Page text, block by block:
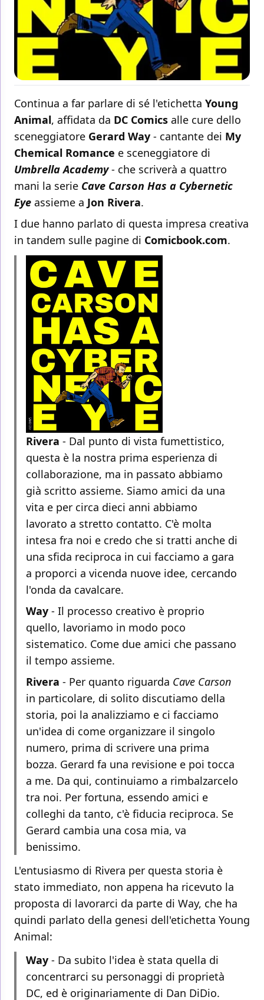
Continua a far parlare di sé l'etichetta Young
Animal, affidata da DC Comics alle cure dello
sceneggiatore Gerard Way - cantante dei My
Chemical Romance e sceneggiatore di
Umbrella Academy- che scriverà a quattro
mani la serie Cave Carson Has a Cybernetic
Eye assieme a Jon Rivera.
I due hanno parlato di questa impresa creativa
in tandem sulle pagine di Comicbook.com.
Rivera - Dal punto di vista fumettistico,
questa è la nostra prima esperienza di
collaborazione, ma in passato abbiamo
già scritto assieme. Siamo amici da una
vita e per circa dieci anni abbiamo
lavorato a stretto contatto. C'è molta
intesa fra noi e credo che si tratti anche di
una sfida reciproca in cui facciamo a gara
a proporci a vicenda nuove idee, cercando
l'onda da cavalcare.
Way - Il processo creativo è proprio
quello, lavoriamo in modo poco
sistematico. Come due amici che passano
il tempo assieme.
Rivera - Per quanto riguarda Cave Carson
in particolare, di solito discutiamo della
storia, poi la analizziamo e ci facciamo
un'idea di come organizzare il singolo
numero, prima di scrivere una prima
bozza. Gerard fa una revisione e poi tocca
a me. Da qui, continuiamo a rimbalzarcelo
tra noi. Per fortuna, essendo amici e
colleghi da tanto, c'è fiducia reciproca. Se
Gerard cambia una cosa mia, va
benissimo.
L'entusiasmo di Rivera per questa storia è
stato immediato, non appena ha ricevuto la
proposta di lavorarci da parte di Way, che ha
quindi parlato della genesi dell'etichetta Young
Animal:
Way - Da subito l'idea è stata quella di
concentrarci su personaggi di proprietà
DC, ed è originariamente di Dan DiDio.